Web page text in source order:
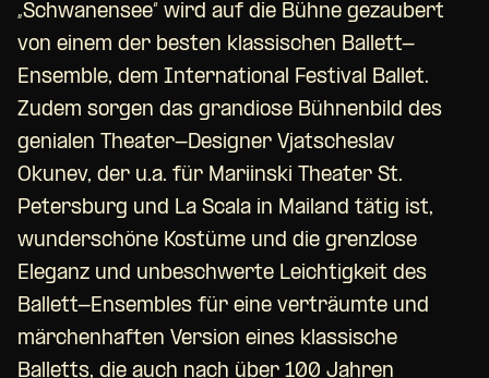
„Schwanensee“ wird auf die Bühne gezaubert
von einem der besten klassischen Ballett-
Ensemble, dem International Festival Ballet.
Zudem sorgen das grandiose Bühnenbild des
genialen Theater-Designer Vjatscheslav
Okunev, der u.a. für Mariinski Theater St.
Petersburg und La Scala in Mailand tätig ist,
wunderschöne Kostüme und die grenzlose
Eleganz und unbeschwerte Leichtigkeit des
Ballett-Ensembles für eine verträumte und
märchenhaften Version eines klassische
Balletts, die auch nach über 100 Jahren